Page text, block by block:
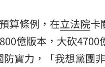
算條例，在立法院卡
億版本，大砍4700
實力，「我想黨團